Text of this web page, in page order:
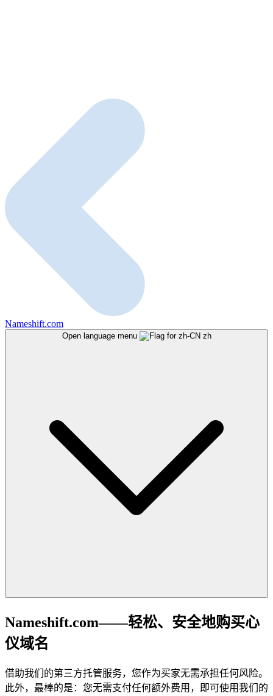
Nameshift.com
Open language menu zh
Nameshift.com——轻松、安全地购买心
仪域名
借助我们的第三方托管服务，您作为买家无需承担任何风险。
此外，最棒的是：您无需支付任何额外费用，即可使用我们的